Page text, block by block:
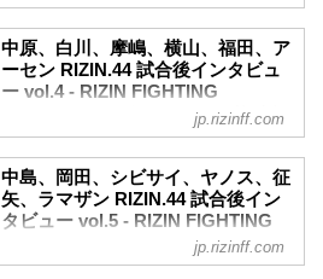
が第一の感想です。まあ、よかったで
す。はい。
ーー勝利してリング上から見た観客席は
どんな印象だったでしょうか。
金原 メイ...
牛久絢太郎「環境を変えての1発目の試合
で勝つことができてホッとしている」
ーー試合後の率直な感想をお聞かせいた
だけますか。
牛久 本当に、環境を変えての1発目の試
合で勝つことができて嬉しいというより
ホッとしている気持ちが一番強いです。
ーー環境を変えたことは今回の試合...
ナにて開催されたRIZIN.44の出場選手た
ちの試合後インタビューを公開！
YouTubeで見る
堀江圭功「ライト級で一番を目指してや
っていきたい」
ーー試合後の率直な感想をお聞かせいた
だけますか。
堀江 強いカーライル選手に勝ててめちゃ
くちゃ嬉しいです。
中原、白川、摩嶋、横山、福田、ア
ーセン RIZIN.44 試合後インタビュ
ー vol.4 - RIZIN FIGHTING
FEDERATION オフィシャルサイト
ナにて開催されたRIZIN.44の出場選手た
ちの試合後インタビューを公開！
YouTubeで見る
試合後インタビュー vol.2 / RIZIN.44
jp.rizinff.com
中島、岡田、シビサイ、ヤノス、征
矢、ラマザン RIZIN.44 試合後イン
タビュー vol.5 - RIZIN FIGHTING
FEDERATION オフィシャルサイト
jp.rizinff.com